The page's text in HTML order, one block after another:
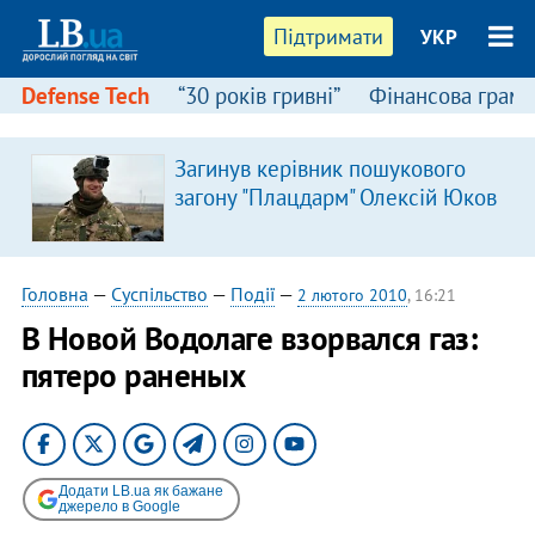
Підтримати УКР
Defense Tech “30 років гривні” Фінансова
Загинув керівник пошукового
загону "Плацдарм" Олексій Юков
Головна — Суспільство — Події— 2 лютого 2010, 16:21
В Новой Водолаге взорвался газ:
пятеро раненых
Додати LB.ua як бажане
джерело в Google